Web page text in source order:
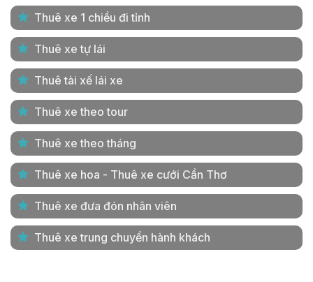
Thuê xe 1 chiều đi tỉnh
Thuê xe tự lái
Thuê tài xế lái xe
Thuê xe theo tour
Thuê xe theo tháng
Thuê xe hoa - Thuê xe cưới Cần Thơ
Thuê xe đưa đón nhân viên
Thuê xe trung chuyển hành khách